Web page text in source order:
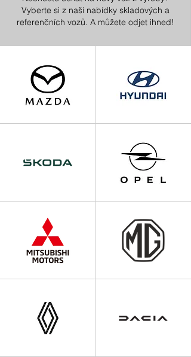
Vyberte si z naší nabídky skladových a
referenčních vozů. A můžete odjet ihned!